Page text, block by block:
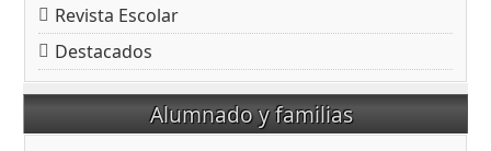
Revista Escolar
Destacados
Alumnado y familias